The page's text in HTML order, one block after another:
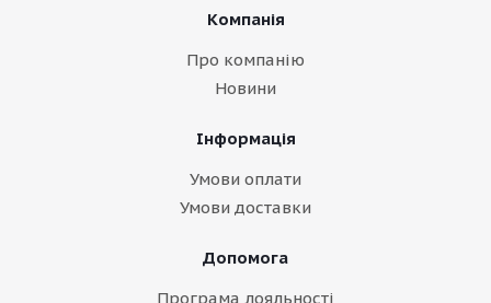
Компанія
Про компанію
Новини
Інформація
Умови оплати
Умови доставки
Допомога
Програма лояльності